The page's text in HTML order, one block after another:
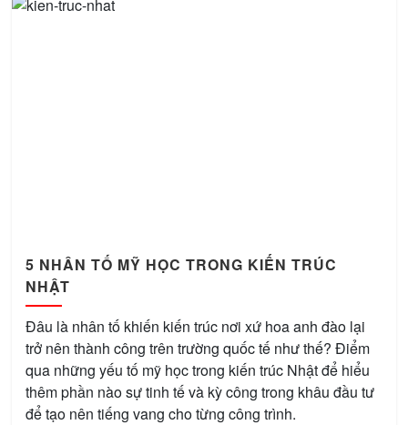
5 NHÂN TỐ MỸ HỌC TRONG KIẾN TRÚC
NHẬT
Đâu là nhân tố khiến kiến trúc nơi xứ hoa anh đào lại
trở nên thành công trên trường quốc tế như thế? Điểm
qua những yếu tố mỹ học trong kiến trúc Nhật để hiểu
thêm phần nào sự tinh tế và kỳ công trong khâu đầu tư
để tạo nên tiếng vang cho từng công trình.